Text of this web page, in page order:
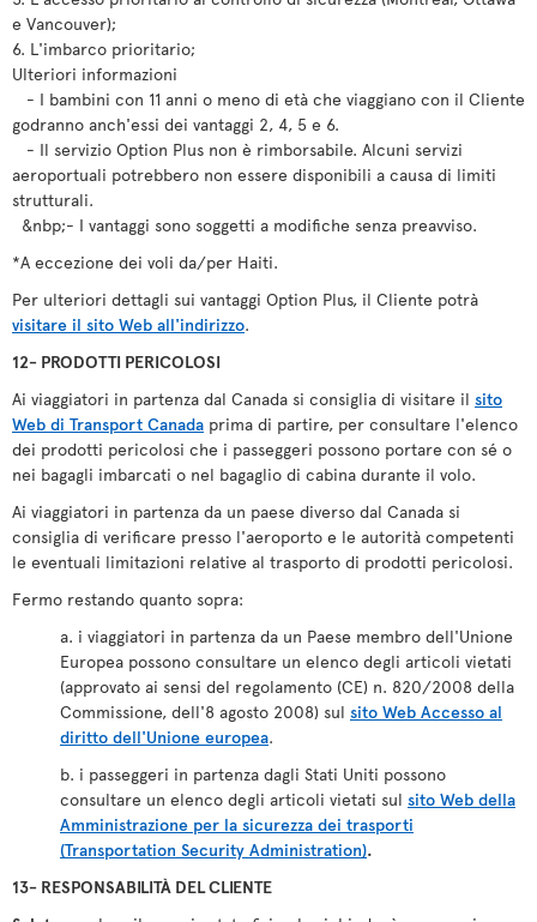
e Vancouver);
6. L'imbarco prioritario;
Ulteriori informazioni
- I bambini con 11 anni o meno di età che viaggiano con il Cliente
godranno anch'essi dei vantaggi 2, 4, 5 e 6.
- Il servizio Option Plus non è rimborsabile. Alcuni servizi
aeroportuali potrebbero non essere disponibili a causa di limiti
strutturali.
&nbp;- I vantaggi sono soggetti a modifiche senza preavviso.
*A eccezione dei voli da/per Haiti.
Per ulteriori dettagli sui vantaggi Option Plus, il Cliente potrà
visitare il sito Web all'indirizzo.
12- PRODOTTI PERICOLOSI
Ai viaggiatori in partenza dal Canada si consiglia di visitare il sito
Web di Transport Canada prima di partire, per consultare l'elenco
dei prodotti pericolosi che i passeggeri possono portare con sé o
nei bagagli imbarcati o nel bagaglio di cabina durante il volo.
Ai viaggiatori in partenza da un paese diverso dal Canada si
consiglia di verificare presso l'aeroporto e le autorità competenti
le eventuali limitazioni relative al trasporto di prodotti pericolosi.
Fermo restando quanto sopra:
a. i viaggiatori in partenza da un Paese membro dell'Unione
Europea possono consultare un elenco degli articoli vietati
(approvato ai sensi del regolamento (CE) n. 820/2008 della
Commissione, dell'8 agosto 2008) sul sito Web Accesso al
diritto dell'Unione europea.
b. i passeggeri in partenza dagli Stati Uniti possono
consultare un elenco degli articoli vietati sul sito Web della
Amministrazione per la sicurezza dei trasporti
(Transportation Security Administration).
13- RESPONSABILITÀ DEL CLIENTE